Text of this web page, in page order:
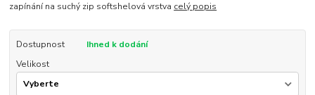
zapínání na suchý zip softshelová vrstva celý popis
Dostupnost
Ihned k dodání
Velikost